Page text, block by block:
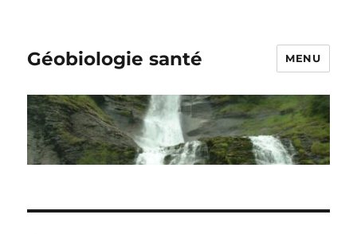
Géobiologie santé MENU